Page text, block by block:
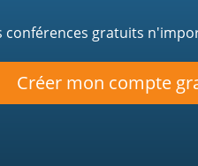
conférences gratuits
Créer mon compte